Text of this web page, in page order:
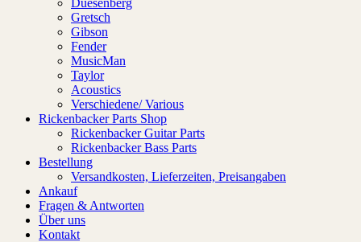
Gretsch
Gibson
Fender
MusicMan
Taylor
Acoustics
Verschiedene/ Various
Rickenbacker Parts Shop
Rickenbacker Guitar Parts
Rickenbacker Bass Parts
Bestellung
Versandkosten, Lieferzeiten, Preisangaben
Ankauf
Fragen & Antworten
Über uns
Kontakt